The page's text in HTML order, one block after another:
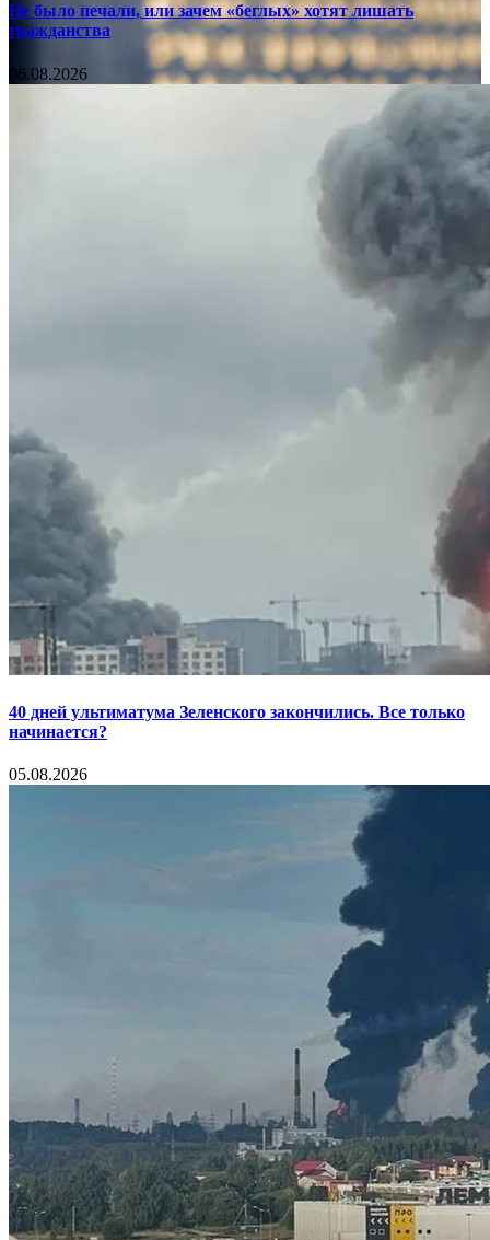
Не было печали, или зачем «беглых» хотят лишать
гражданства
06.08.2026
40 дней ультиматума Зеленского закончились. Все только
начинается?
05.08.2026